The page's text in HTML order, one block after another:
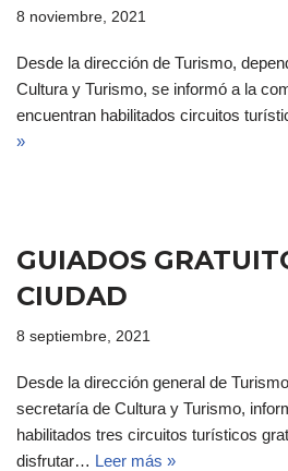
8 noviembre, 2021
Desde la dirección de Turismo,
Cultura y Turismo, se informó a la
encuentran habilitados circuitos
»
GUIADOS
CIUDAD
8 septiembre, 2021
Desde la dirección general de
secretaría de Cultura y Turismo,
habilitados tres circuitos turísticos
disfrutar… Leer más »